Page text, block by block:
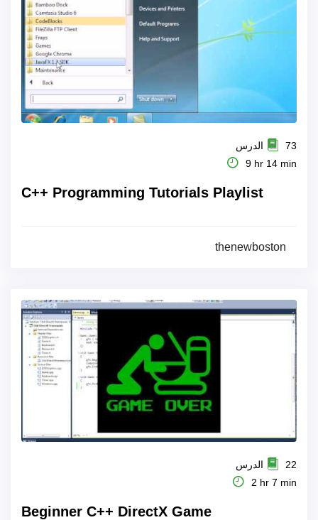
73 الدرس
9 hr 14 min
C++ Programming Tutorials Playlist
thenewboston
22 الدرس
2 hr 7 min
Beginner C++ DirectX Game